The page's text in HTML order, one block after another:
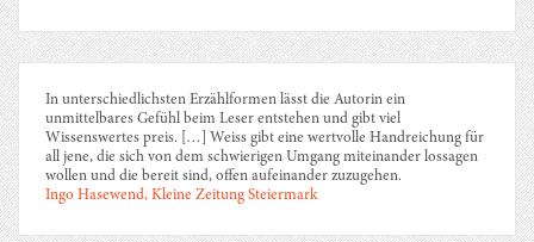
In unterschiedlichsten Erzählformen lässt die Autorin ein
unmittelbares Gefühl beim Leser entstehen und gibt viel
Wissenswertes preis. […] Weiss gibt eine wertvolle Handreichung für
all jene, die sich von dem schwierigen Umgang miteinander lossagen
wollen und die bereit sind, offen aufeinander zuzugehen.
Ingo Hasewend, Kleine Zeitung Steiermark